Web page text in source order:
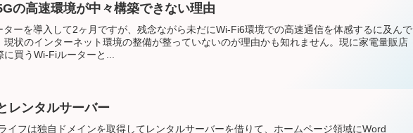
の高速環境が中々構築できない理由
ターを導入して2ヶ月ですが、残念ながら未だにWi-Fi6環境での高速通信を体感するに及んで
現状のインターネット環境の整備が整っていないのが理由かも知れません。現に家電量販店
買うWi-Fiルーターと...
レンタルサーバー
イフは独自ドメインを取得してレンタルサーバーを借りて、ホームページ領域にWord